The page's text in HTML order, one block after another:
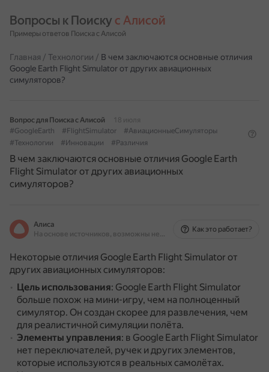
Вопросы к Поиску с Алисой
Примеры ответов Поиска с Алисой
Главная / Технологии / В чем заключаются основные отличия
Google Earth Flight Simulator от других авиационных
симуляторов?
Вопрос для Поиска с Алисой
18 июля
#GoogleEarth
#FlightSimulator
#АвиационныеСимуляторы
#Технологии
#Инновации #Различия
В чем заключаются основные отличия Google Earth
Flight Simulator от других авиационных
симуляторов?
Алиса
На основе источников, возможны неточности
Как это работает?
Некоторые отличия Google Earth Flight Simulator от
других авиационных симуляторов:
Цель использования: Google Earth Flight Simulator
больше похож на мини-игру, чем на полноценный
симулятор. Он создан скорее для развлечения, чем
для реалистичной симуляции полёта.
Элементы управления: в Google Earth Flight Simulator
нет переключателей, ручек и других элементов,
которые используются в реальных самолётах.